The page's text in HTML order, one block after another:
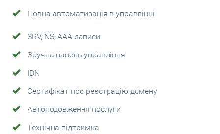
Повна автоматизація в управлінні
SRV, NS, AAA-записи
Зручна панель управління
IDN
Сертифікат про реєстрацію домену
Автоподовження послуги
Технічна підтримка